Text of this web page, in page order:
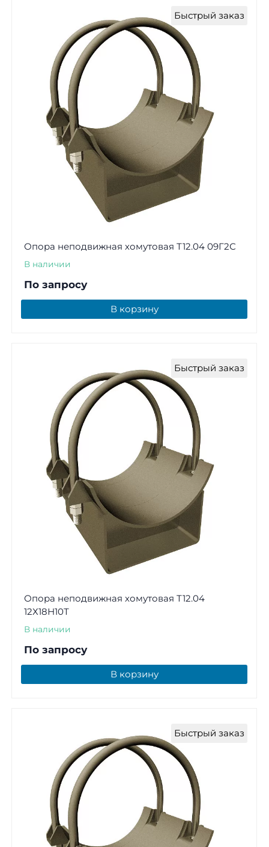
Быстрый заказ
Опора неподвижная хомутовая Т12.04 09Г2С
В наличии
По запросу
В корзину
Быстрый заказ
Опора неподвижная хомутовая Т12.04
12Х18Н10Т
В наличии
По запросу
В корзину
Быстрый заказ